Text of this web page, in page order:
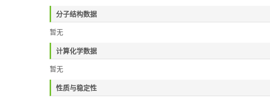
分子结构数据
暂无
计算化学数据
暂无
性质与稳定性